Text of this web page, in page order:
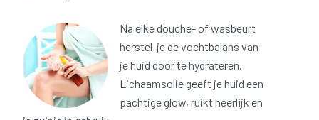
Na elke douche- of wasbeurt
herstel je de vochtbalans van
je huid door te hydrateren.
Lichaamsolie geeft je huid een
pachtige glow, ruikt heerlijk en